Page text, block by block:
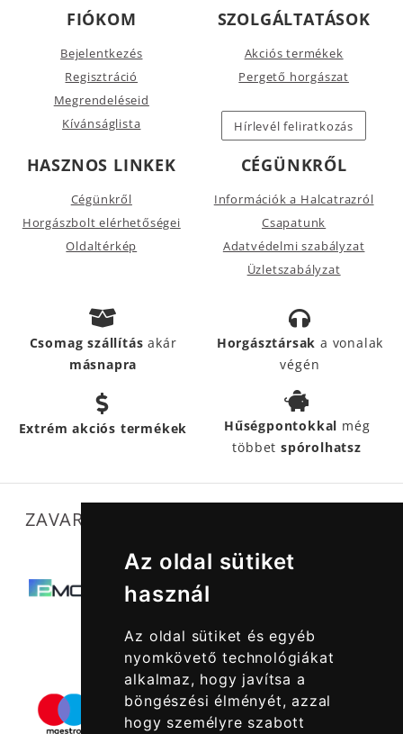
Az oldal sütiket
használ
Az oldal sütiket és egyéb
nyomkövető technológiákat
alkalmaz, hogy javítsa a
böngészési élményét, azzal
hogy személyre szabott
FIÓKOM
Bejelentkezés
Regisztráció
Megrendeléseid
Kívánságlista
SZOLGÁLTATÁSOK
Akciós termékek
Pergető horgászat
Hírlevél feliratkozás
HASZNOS LINKEK
Cégünkről
Horgászbolt elérhetőségei
Oldaltérkép
CÉGÜNKRŐL
Információk a Halcatrazról
Csapatunk
Adatvédelmi szabályzat
Üzletszabályzat
Csomag szállításakár
másnapra
Horgásztársak a vonalak
végén
Extrém akciós termékek Hűségpontokkal még
többetspórolhatsz
ZAVARTALAN MŰKÖDÉSÜNKET SEGÍTIK